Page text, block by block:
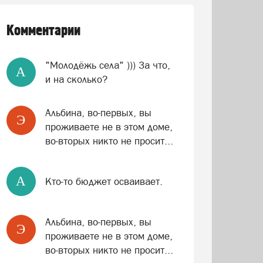
Комментарии
A
"Молодёжь села" ))) За что,
и на сколько?
Э
Альбина, во-первых, вы
проживаете не в этом доме,
во-вторых никто не просит...
A Кто-то бюджет осваивает.
Э
Альбина, во-первых, вы
проживаете не в этом доме,
во-вторых никто не просит...